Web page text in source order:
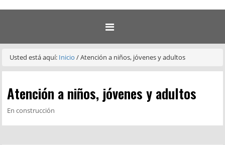
Usted está aquí: Inicio/Atención a niños, jóvenes y adultos
Atención a niños, jóvenes y adultos
En construcción